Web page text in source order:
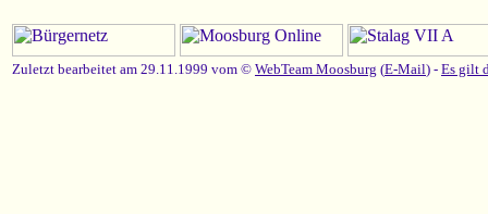
Zuletzt bearbeitet am 29.11.1999 vom © WebTeam Moosburg (E-Mail) - Es gilt